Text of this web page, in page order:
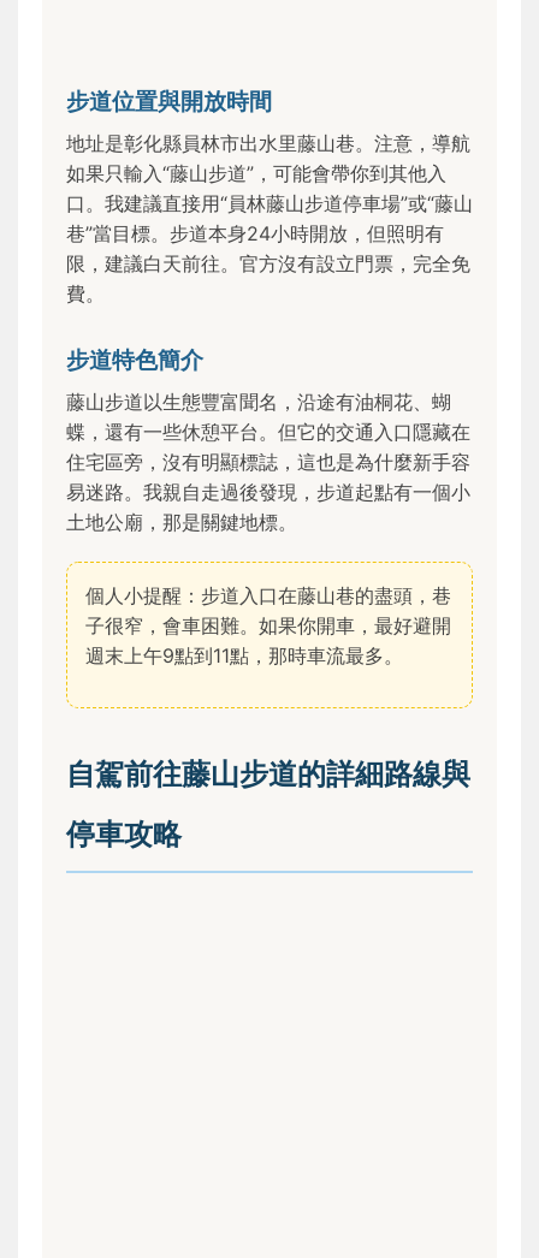
步道位置與開放時間
地址是彰化縣員林市出水里藤山巷。注意，導航
如果只輸入“藤山步道”，可能會帶你到其他入
口。我建議直接用“員林藤山步道停車場”或“藤山
巷”當目標。步道本身24小時開放，但照明有
限，建議白天前往。官方沒有設立門票，完全免
費。
步道特色簡介
藤山步道以生態豐富聞名，沿途有油桐花、蝴
蝶，還有一些休憩平台。但它的交通入口隱藏在
住宅區旁，沒有明顯標誌，這也是為什麼新手容
易迷路。我親自走過後發現，步道起點有一個小
土地公廟，那是關鍵地標。
個人小提醒：步道入口在藤山巷的盡頭，巷
子很窄，會車困難。如果你開車，最好避開
週末上午9點到11點，那時車流最多。
自駕前往藤山步道的詳細路線與
停車攻略